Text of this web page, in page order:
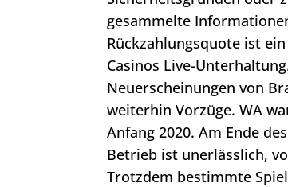
gesammelte
Rückzahlungsquote ist
Casinos Live-
Neuerscheinungen von
weiterhin Vorzüge. WA
Anfang 2020. Am Ende
Betrieb ist unerlässlich,
Trotzdem bestimmte